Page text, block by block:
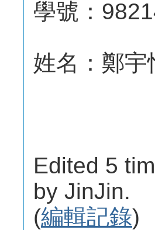
學號：
姓名：鄭宇
Edited 5
by JinJin.
(編輯記錄)